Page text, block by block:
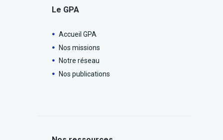
Le GPA
Accueil GPA
Nos missions
Notre réseau
Nos publications